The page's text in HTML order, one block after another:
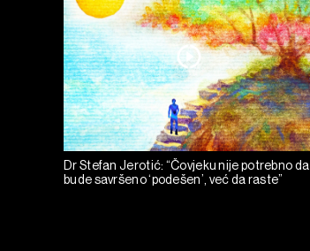
Dr Stefan Jerotić: “Čovjeku nije potrebno da
bude savršeno ‘podešen’, već da raste”